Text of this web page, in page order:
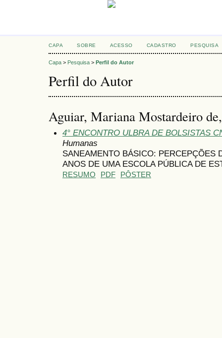
CAPA SOBRE ACESSO CADASTRO PESQUISA
Capa > Pesquisa > Perfil do Autor
Perfil do Autor
Aguiar, Mariana Mostardeiro
4° ENCONTRO ULBRA DE BOLSISTAS
Humanas
SANEAMENTO BÁSICO: PERCEPÇÕES
ANOS DE UMA ESCOLA PÚBLICA DE
RESUMO PDF PÔSTER